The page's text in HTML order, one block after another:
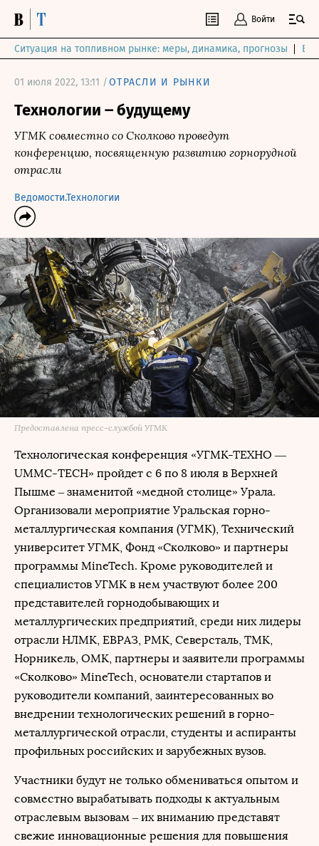
Войти
Ситуация на топливном рынке: меры, динамика, прогнозы
01 июля 2022, 13:11 /ОТРАСЛИ И РЫНКИ
Технологии ‒ будущему
УГМК совместно со Сколково проведут
конференцию, посвященную развитию горнорудной
отрасли
Ведомости.Технологии
Предоставлена пресс-службой УГМК
Технологическая конференция «УГМК-ТЕХНО —
UMMC-ТЕСН» пройдет с 6 по 8 июля в Верхней
Пышме ‒ знаменитой «медной столице» Урала.
Организовали мероприятие Уральская горно-
металлургическая компания (УГМК), Технический
университет УГМК, Фонд «Сколково» и партнеры
программы MineTech. Кроме руководителей и
специалистов УГМК в нем участвуют более 200
представителей горнодобывающих и
металлургических предприятий, среди них лидеры
отрасли НЛМК, ЕВРАЗ, РМК, Северсталь, ТМК,
Норникель, ОМК, партнеры и заявители программы
«Сколково» MineTech, основатели стартапов и
руководители компаний, заинтересованных во
внедрении технологических решений в горно-
металлургической отрасли, студенты и аспиранты
профильных российских и зарубежных вузов.
Участники будут не только обмениваться опытом и
совместно вырабатывать подходы к актуальным
отраслевым вызовам ‒ их вниманию представят
свежие инновационные решения для повышения